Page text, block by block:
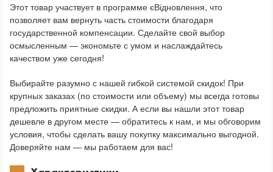
Этот товар участвует в программе єВідновлення, что
позволяет вам вернуть часть стоимости благодаря
государственной компенсации. Сделайте свой выбор
осмысленным — экономьте с умом и наслаждайтесь
качеством уже сегодня!
Выбирайте разумно с нашей гибкой системой скидок! При
крупных заказах (по стоимости или объему) мы всегда готовы
предложить приятные скидки. А если вы нашли этот товар
дешевле в другом месте — обратитесь к нам, и мы обговорим
условия, чтобы сделать вашу покупку максимально выгодной.
Доверяйте нам — мы работаем для вас!